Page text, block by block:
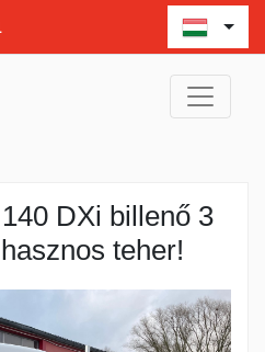
DXi billenő 3
teher!